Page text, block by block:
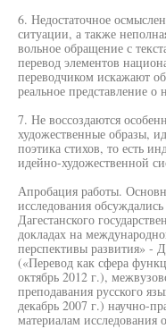
6. Недостаточное
ситуации, а также
вольное обращение с
перевод элементов
переводчиком искажают
реальное представление о
7. Не воссоздаются
художественные образы,
поэтика стихов, то есть
идейно-художественной
Апробация работы.
исследования
Дагестанского
докладах на
перспективы развития» -
(«Перевод как сфера
октябрь 2012 г.),
преподавания русского
декабрь 2007 г.) научно-
материалам исследования